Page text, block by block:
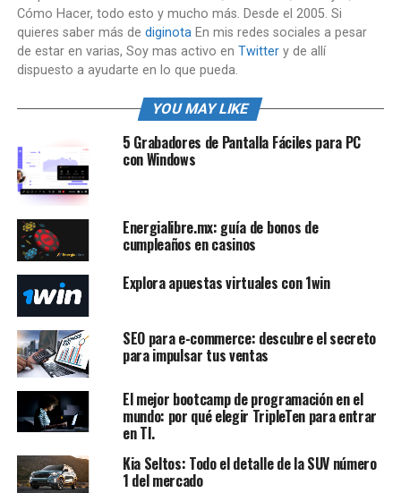
Cómo Hacer, todo esto y mucho más. Desde el 2005. Si
quieres saber más de diginotaEn mis redes sociales a pesar
de estar en varias, Soy mas activo en Twittery de allí
dispuesto a ayudarte en lo que pueda.
YOU MAY LIKE
5 Grabadores de Pantalla Fáciles para PC
con Windows
Energialibre.mx: guía de bonos de
cumpleaños en casinos
Explora apuestas virtuales con 1win
SEO para e-commerce: descubre el secreto
para impulsar tus ventas
El mejor bootcamp de programación en el
mundo: por qué elegir TripleTen para entrar
en TI.
Kia Seltos: Todo el detalle de la SUV número
1 del mercado